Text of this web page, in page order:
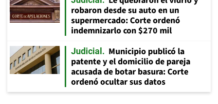
robaron desde su auto en un
supermercado: Corte ordenó
indemnizarlo con $270 mil
Judicial
Municipio publicó la
patente y el domicilio de pareja
acusada de botar basura: Corte
ordenó ocultar sus datos